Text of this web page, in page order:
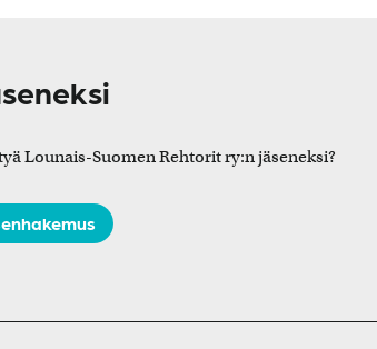
Lounais-Suomen Rehtorit ry:n jäseneksi?